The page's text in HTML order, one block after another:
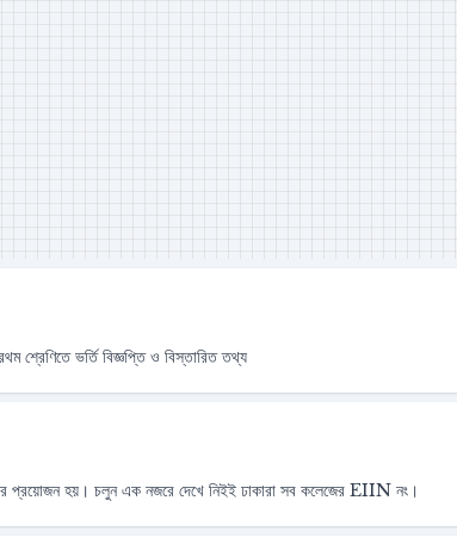
শ্রেণিতে ভর্তি বিজ্ঞপ্তি ও বিস্তারিত তথ্য
হয়। চলুন এক নজরে দেখে নিইই ঢাকারা সব কলেজের EIIN নং।